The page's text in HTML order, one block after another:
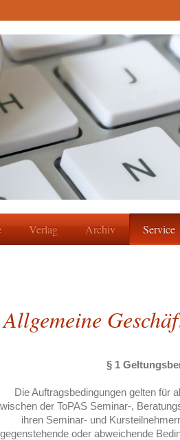
Verlag Archiv Service
Allgemeine
§ 1
Die Auftragsbedingungen gelten für
der ToPAS Seminar-,
ihren Seminar- und
oder abweichende